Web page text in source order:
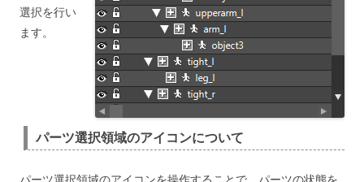
選択を行い
ます。
パーツ選択領域のアイコンについて